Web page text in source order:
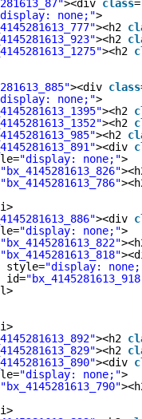
><div class=
none;">
><h2
><h2
><h2
><div class
none;">
><h2
><h2
><h2
><div
"display: none;">
"bx_4145281613_826"
"bx_4145281613_786"
><div
"display: none;">
"bx_4145281613_822"
"bx_4145281613_818"
style="display:
id=
><h2
><h2
><div
"display: none;">
"bx_4145281613_790"